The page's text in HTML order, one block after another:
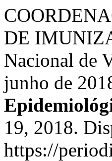
DE
Nacional de
junho de
19, 2018.
https://